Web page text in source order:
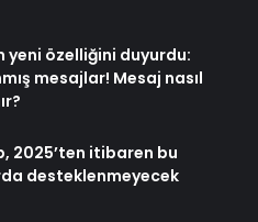
yeni özelliğini duyurdu:
mesajlar! Mesaj nasıl
2025’ten itibaren bu
desteklenmeyecek